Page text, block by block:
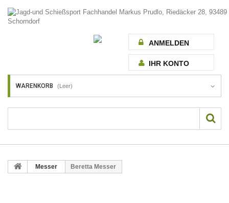
ANMELDEN
IHR KONTO
WARENKORB (Leer)
Messer Beretta Messer